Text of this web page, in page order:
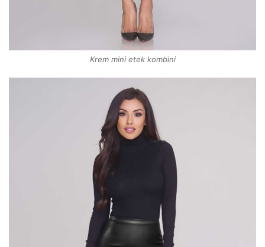
Krem mini etek kombini